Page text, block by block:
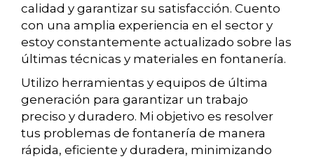
calidad y garantizar su satisfacción. Cuento
con una amplia experiencia en el sector y
estoy constantemente actualizado sobre las
últimas técnicas y materiales en fontanería.
Utilizo herramientas y equipos de última
generación para garantizar un trabajo
preciso y duradero. Mi objetivo es resolver
tus problemas de fontanería de manera
rápida, eficiente y duradera, minimizando